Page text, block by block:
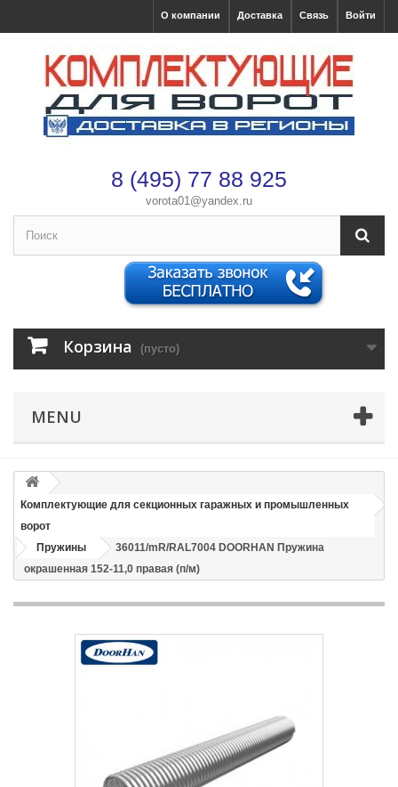
Войти
Связь
Доставка
О компании
8 (495) 77 88 925
vorota01@yandex.ru
Корзина (пусто)
MENU
Комплектующие для секционных гаражных и промышленных
ворот
Пружины
36011/mR/RAL7004 DOORHAN Пружина
окрашенная 152-11,0 правая (п/м)
Оформление заказа
После оформления заказа с вами свяжется менеджер
Имя*
Email
Способ доставки*
оплачивается при получении
Адрес если нужен